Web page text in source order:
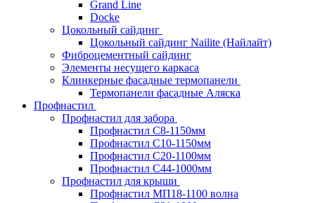
Grand Line
Docke
Цокольный сайдинг
Цокольный сайдинг Nailite (Найлайт)
Фиброцементный сайдинг
Элементы несущего каркаса
Клинкерные фасадные термопанели
Термопанели фасадные Аляска
Профнастил
Профнастил для забора
Профнастил С8-1150мм
Профнастил С10-1150мм
Профнастил С20-1100мм
Профнастил С44-1000мм
Профнастил для крыши
Профнастил МП18-1100 волна